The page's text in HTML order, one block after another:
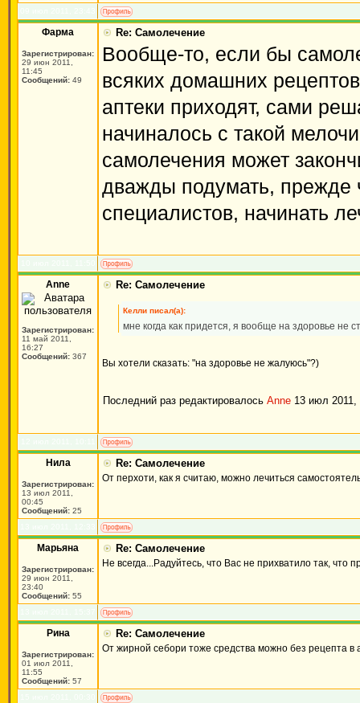
Фарма
Зарегистрирован:
29 июн 2011,
11:45
Сообщений: 49
Re: Самолечение
Вообще-то, если бы
всяких домашних
аптеки приходят, сами
начиналось с такой
самолечения может
дважды подумать, прежде
специалистов, начинать
Anne
Зарегистрирован:
11 май 2011,
16:27
Сообщений: 367
Re: Самолечение
Келли писал(а):
мне когда как придется, я вообще на здоровье не
Вы хотели сказать: "на здоровье не жалуюсь"?)
Последний раз редактировалось Anne 13 июл 2011,
Нила
Зарегистрирован:
13 июл 2011,
00:45
Сообщений: 25
Re: Самолечение
От перхоти, как я считаю, можно лечиться
Марьяна
Зарегистрирован:
29 июн 2011,
23:40
Сообщений: 55
Re: Самолечение
Не всегда...Радуйтесь, что Вас не прихватило так,
Рина
Зарегистрирован:
01 июл 2011,
11:55
Сообщений: 57
Re: Самолечение
От жирной себори тоже средства можно без рецепта в